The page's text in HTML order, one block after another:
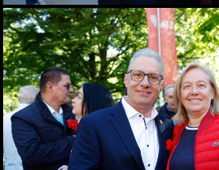
Sommerfest der
Industriellenvereinigung
Steiermark 2026
08.07.2026
WM 2026: Ganz Graz
fieberte mit der
Nationalelf
02.07.2026
Die Innenstadt wurde zum
Laufsteg
29.06.2026